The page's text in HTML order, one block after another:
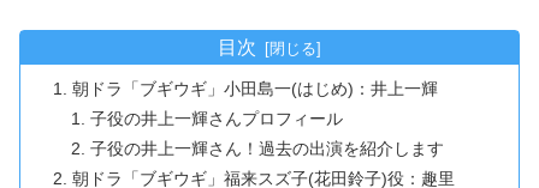
目次
朝ドラ「ブギウギ」小田島一(はじめ)：井上一輝
子役の井上一輝さんプロフィール
子役の井上一輝さん！過去の出演を紹介します
朝ドラ「ブギウギ」福来スズ子(花田鈴子)役：趣里